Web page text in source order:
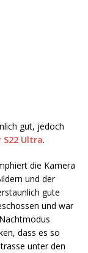
gut, jedoch
S22 Ultra.
die Kamera
und der
gute
und war
dass es so
unter den